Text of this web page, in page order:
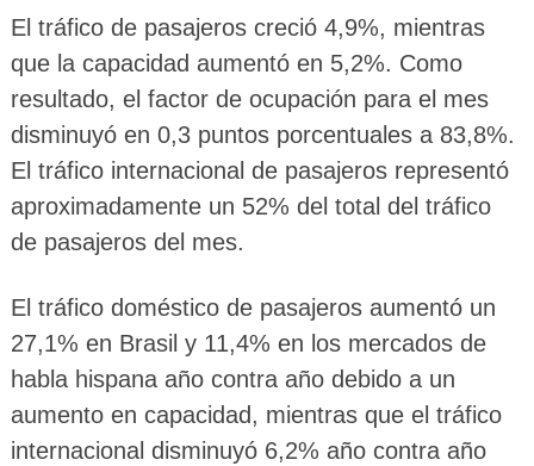
El tráfico de pasajeros creció 4,9%, mientras
que la capacidad aumentó en 5,2%. Como
resultado, el factor de ocupación para el mes
disminuyó en 0,3 puntos porcentuales a 83,8%.
El tráfico internacional de pasajeros representó
aproximadamente un 52% del total del tráfico
de pasajeros del mes.
El tráfico doméstico de pasajeros aumentó un
27,1% en Brasil y 11,4% en los mercados de
habla hispana año contra año debido a un
aumento en capacidad, mientras que el tráfico
internacional disminuyó 6,2% año contra año